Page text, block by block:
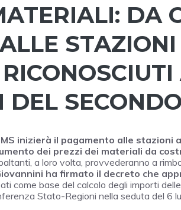
DA
inizierà il pagamento alle
dei prezzi dei materiali da
a loro volta, provvederanno a
ha firmato il decreto che
come base del calcolo degli importi
Stato-Regioni nella seduta del 6